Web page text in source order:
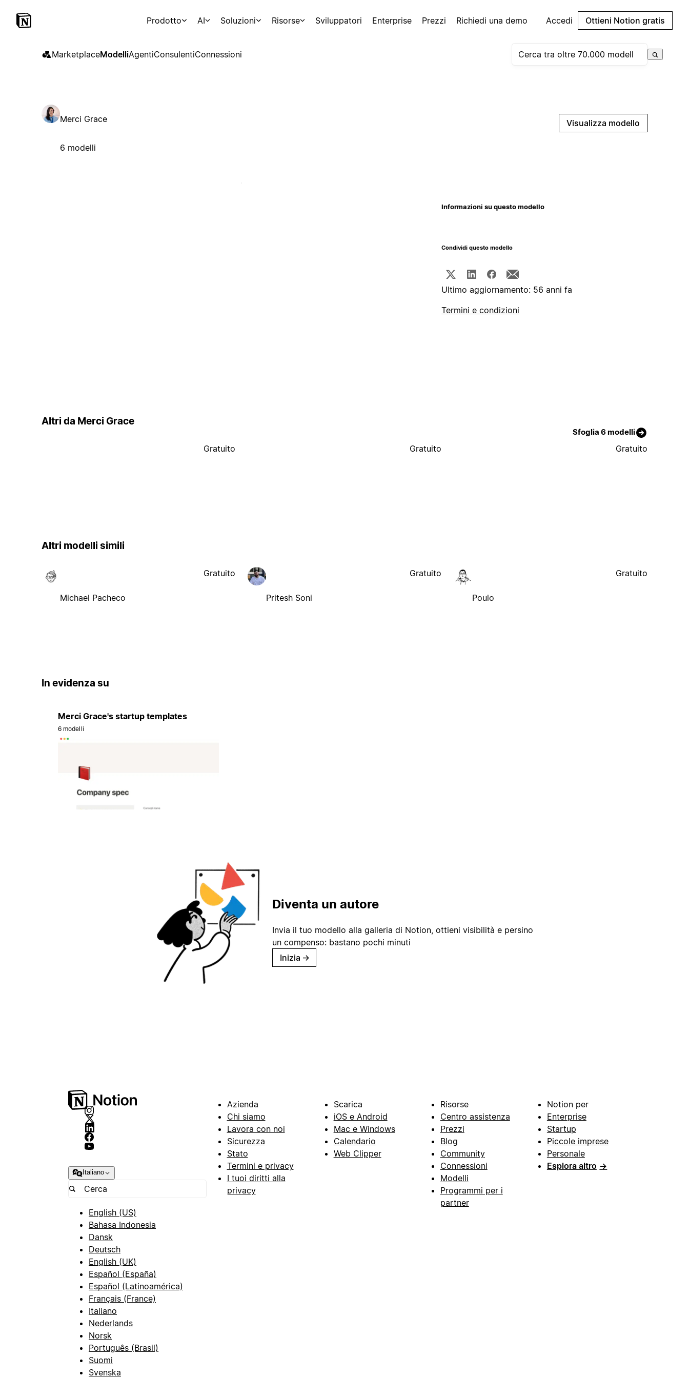
Prodotto AI Soluzioni Risorse Sviluppatori Enterprise Prezzi Richiedi una demo Accedi Ottieni Notion gratis
MarketplaceModelliAgentiConsulentiConnessioni
Merci Grace
6 modelli
Visualizza modello
Informazioni su questo modello
Condividi questo modello
Ultimo aggiornamento: 56 anni fa
Termini e condizioni
Altri da Merci Grace
Sfoglia 6 modelli
Gratuito Gratuito Gratuito
Altri modelli simili
Michael Pacheco
Gratuito
Pritesh Soni
Gratuito
Poulo
Gratuito
In evidenza su
Merci Grace's startup templates
6 modelli
Diventa un autore
Invia il tuo modello alla galleria di Notion, ottieni visibilità e persino
un compenso: bastano pochi minuti
Inizia →
Italiano
English (US)
Bahasa Indonesia
Dansk
Deutsch
English (UK)
Español (España)
Español (Latinoamérica)
Français (France)
Italiano
Nederlands
Norsk
Português (Brasil)
Suomi
Svenska
Azienda
Chi siamo
Lavora con noi
Sicurezza
Stato
Termini e privacy
I tuoi diritti alla
privacy
Scarica
iOS e Android
Mac e Windows
Calendario
Web Clipper
Risorse
Centro assistenza
Prezzi
Blog
Community
Connessioni
Modelli
Programmi per i
partner
Notion per
Enterprise
Startup
Piccole imprese
Personale
Esplora altro →